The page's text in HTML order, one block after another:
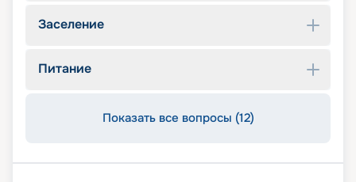
Заселение
Питание
Показать все вопросы (12)